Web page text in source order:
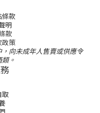
條款
明
款
政策
向未成年人售賣或供應令
。
取